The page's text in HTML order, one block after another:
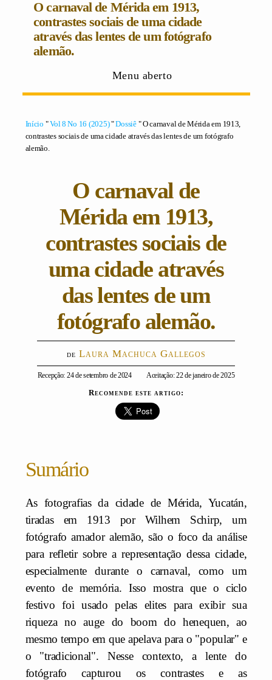
O carnaval de Mérida em 1913,
contrastes sociais de uma cidade
através das lentes de um fotógrafo
alemão.
Menu aberto
Início "Vol 8 No 16 (2025)"Dossiê" O carnaval de Mérida em 1913,
contrastes sociais de uma cidade através das lentes de um fotógrafo
alemão.
O carnaval de
Mérida em 1913,
contrastes sociais de
uma cidade através
das lentes de um
fotógrafo alemão.
Laura Machuca Gallegos
Recepção: 24 de setembro de 2024 Aceitação: 22 de janeiro de 2025
Recomende este artigo:
Sumário
As fotografias da cidade de Mérida, Yucatán,
tiradas em 1913 por Wilhem Schirp, um
fotógrafo amador alemão, são o foco da análise
para refletir sobre a representação dessa cidade,
especialmente durante o carnaval, como um
evento de memória. Isso mostra que o ciclo
festivo foi usado pelas elites para exibir sua
riqueza no auge do boom do henequen, ao
mesmo tempo em que apelava para o "popular" e
o "tradicional". Nesse contexto, a lente do
fotógrafo capturou os contrastes e as